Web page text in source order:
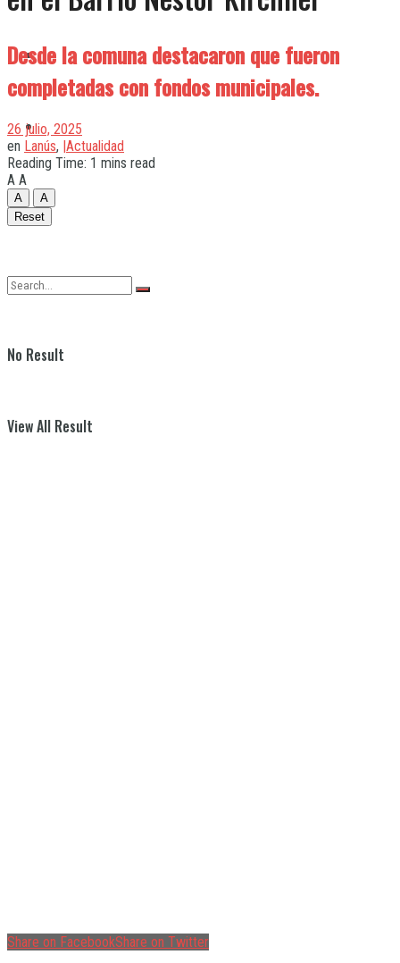
Quilmes
Varela
No Result
View All Result
Desde la comuna destacaron que fueron
completadas con fondos municipales.
26 julio, 2025
en Lanús, |Actualidad
Reading Time: 1 mins read
A A
A
A
Reset
Share on FacebookShare on Twitter